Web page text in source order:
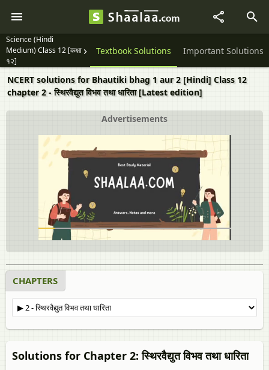
Science (Hindi
Medium) Class 12 [कक्षा
१२]
Question Papers Textbook Solutions Important Solutions
NCERT solutions for Bhautiki bhag 1 aur 2 [Hindi] Class 12
chapter 2 - स्थिरवैद्युत विभव तथा धारिता [Latest edition]
Advertisements
CHAPTERS
Solutions for Chapter 2: स्थिरवैद्युत विभव तथा धारिता